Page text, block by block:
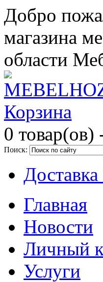
Добро
магазина
области
Корзина
0 товар(ов)
Поиск:
Главная
Новости
Личный
Услуги